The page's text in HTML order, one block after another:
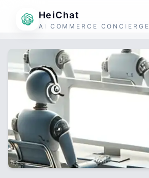
HeiChat
AI COMMERCE CONCIERGE